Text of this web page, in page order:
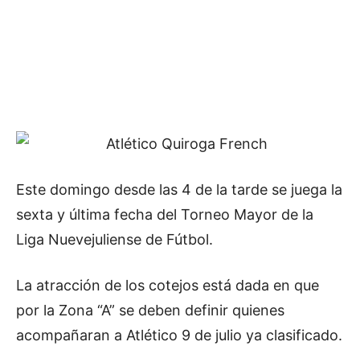
Este domingo desde las 4 de la tarde se juega la
sexta y última fecha del Torneo Mayor de la
Liga Nuevejuliense de Fútbol.
La atracción de los cotejos está dada en que
por la Zona “A” se deben definir quienes
acompañaran a Atlético 9 de julio ya clasificado.